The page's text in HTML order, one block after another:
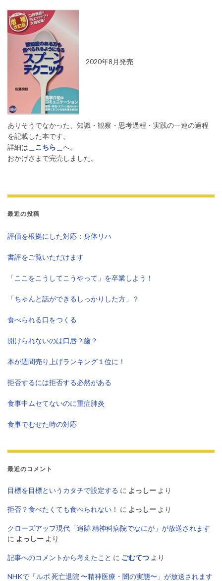
2020年8月発売
ありそうでなかった、知識・観察・思考過程・実践の一連の過程
を記載した本です。
詳細は
こちら
へ。
おかげさまで完売しました。
最近の投稿
評価を根拠にした対応：身体リハ
書評をご覧いただけます
「ここをこうしてこうやって」を卒業しよう！
「ちゃんと話ができるしっかりした方」？
食べられる口をつくる
開けられないのは口唇？歯？
本が週間売り上げランキング１位に！
拒否するには拒否する必然がある
食事中ムセてないのに重症肺炎
食事でむせた時の対応
最近のコメント
目標を目標というカタチで設定する に よっしー より
拒否？食べたくても食べられない！ に よっしー より
クローズアップ現代「追跡 精神科病院でなにが」が放送されます
に よっしー より
記事へのコメントから考えたこと に ごむてつ より
NHKで「ルポ 死亡退院 〜精神医療・闇の実態〜」が放送されます